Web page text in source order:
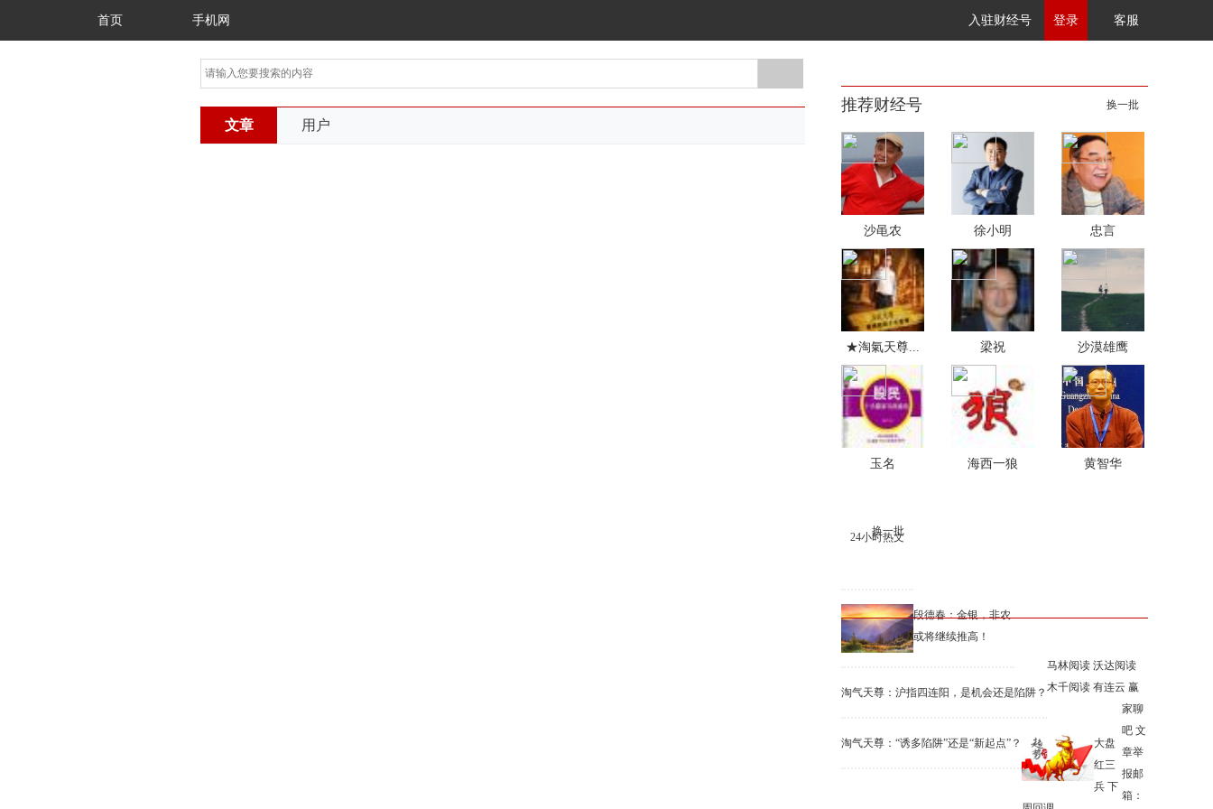
首页 手机网 入驻财经号 登录 客服
文章 用户
推荐财经号 换一批
沙黾农 徐小明 忠言
★淘氣天尊... 梁祝 沙漠雄鹰
玉名 海西一狼 黄智华
24小时热文
换一批
段德春：金银，非农
或将继续推高！
淘气天尊：沪指四连阳，是机会还是陷阱？
淘气天尊：“诱多陷阱”还是“新起点”？
大盘
红三
兵 下
马林阅读 沃达阅读
木千阅读 有连云 赢
家聊
吧 文
章举
报邮
箱：